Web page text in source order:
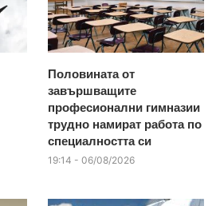
Половината от
завършващите
професионални гимназии
трудно намират работа по
специалността си
19:14 - 06/08/2026